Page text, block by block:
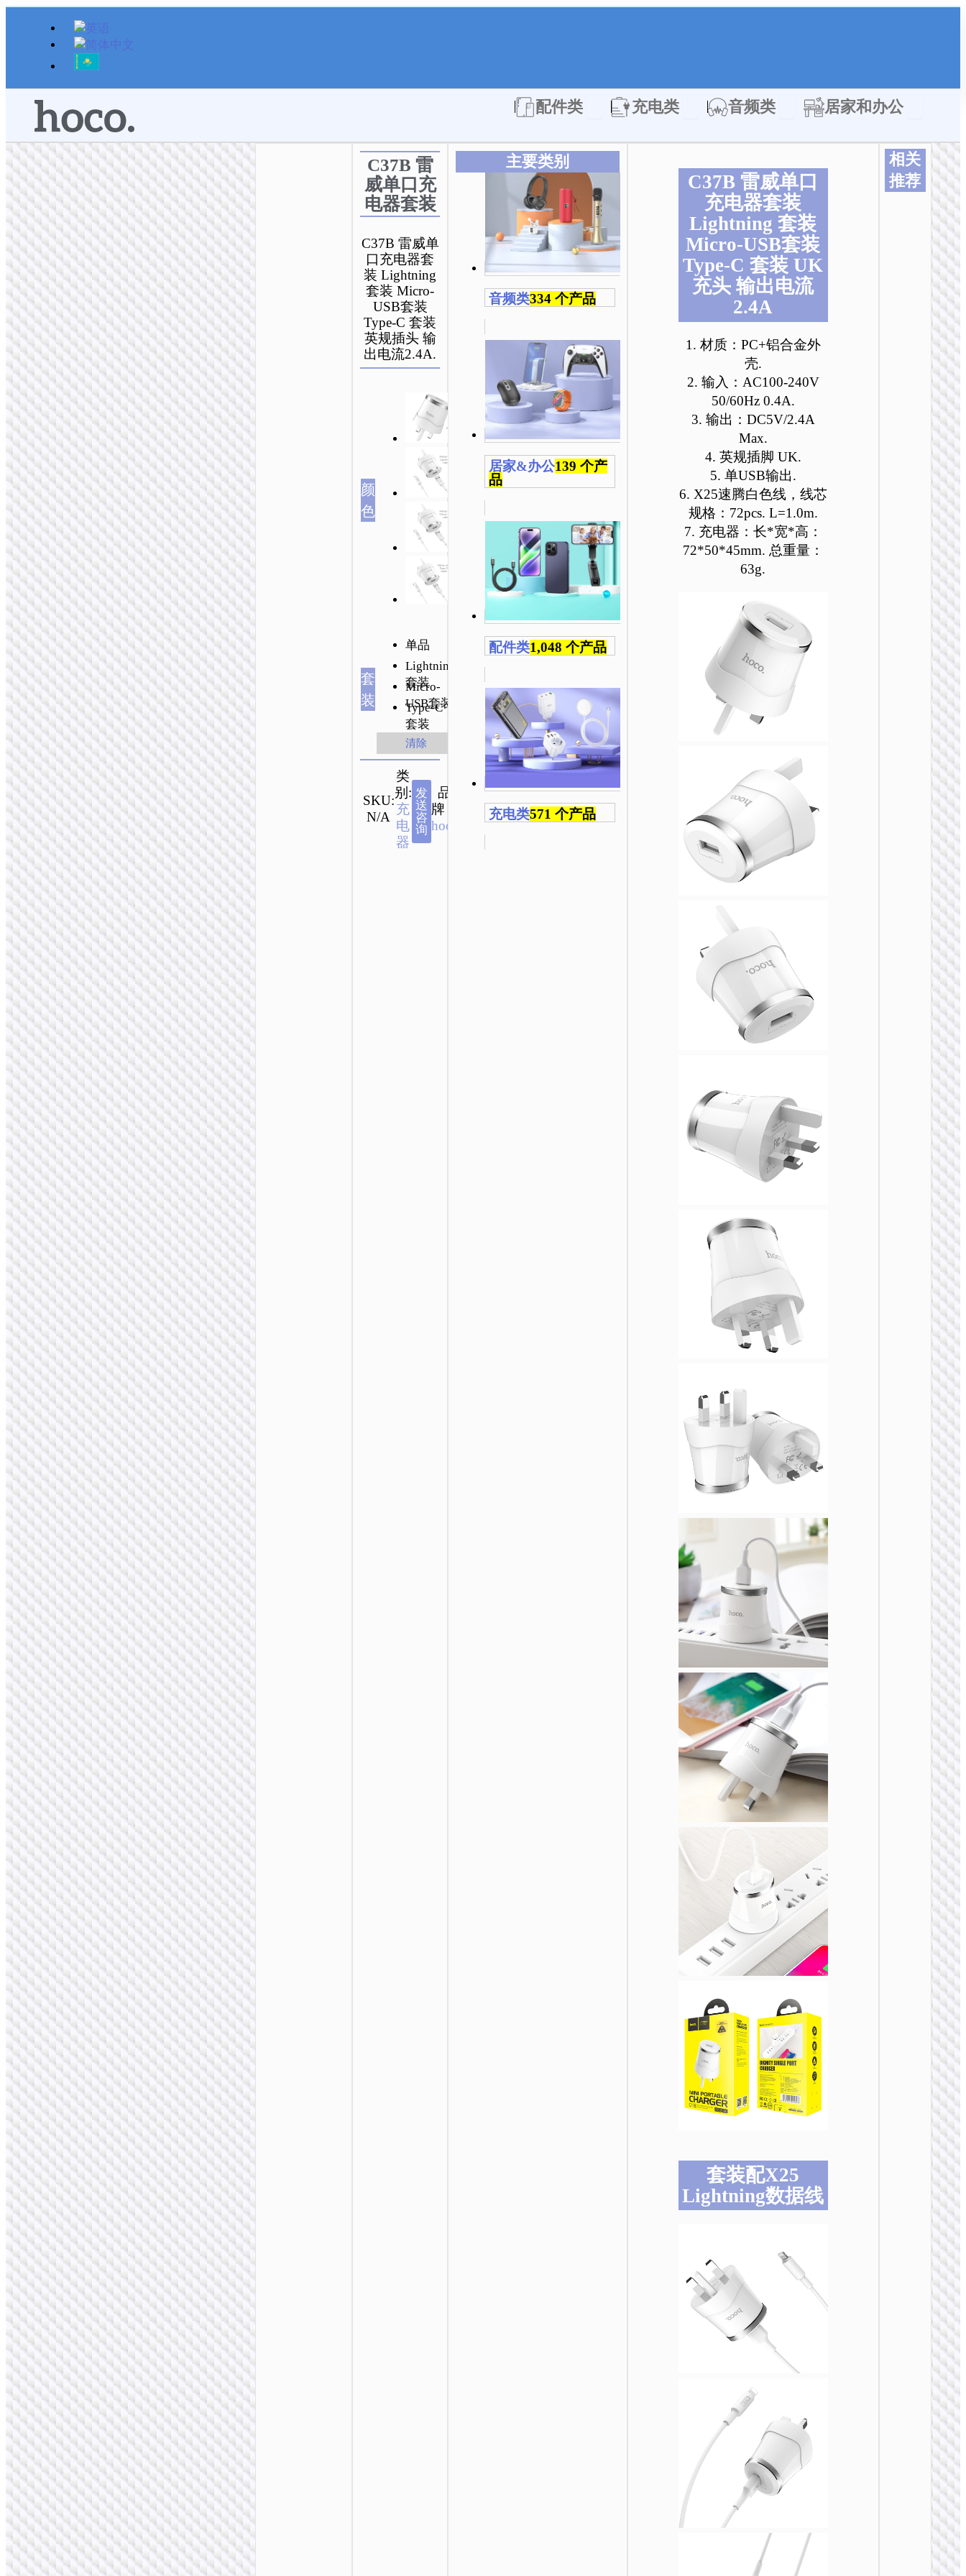
跳
配件类 Open 配件类充电类 Open 充电类音频类 Open 音频类居家和办公
C37B 雷
威单口充
电器套装
C37B 雷威单
口充电器套
装 Lightning
套装 Micro-
USB套装
Type-C 套装
英规插头 输
出电流2.4A.
颜
色
套
装
单品
Lightning
套装
Micro-
USB套装
Type-C
套装
清除
SKU:
N/A
类
别:
充
电
器
发
送
咨
询
品
牌：
hoco
主要类别
音频类334 个产品
居家&办公139 个产
品
配件类1,048 个产品
充电类571 个产品
C37B 雷威单口
充电器套装
Lightning 套装
Micro-USB套装
Type-C 套装 UK
充头 输出电流
2.4A
1. 材质：PC+铝合金外
壳.
2. 输入：AC100-240V
50/60Hz 0.4A.
3. 输出：DC5V/2.4A
Max.
4. 英规插脚 UK.
5. 单USB输出.
6. X25速腾白色线，线芯
规格：72pcs. L=1.0m.
7. 充电器：长*宽*高：
72*50*45mm. 总重量：
63g.
套装配X25
Lightning数据线
相关
推荐
充电
AC25
口
旅行充
装 EU
UK /
充电
AC24
万能旅
器套
US /
充电
AC20D
度规转
头 IN
充电
AC20C
规转欧
AU to
充电
AC20B
规转欧
UK to
充电
AC20
规转欧
US to